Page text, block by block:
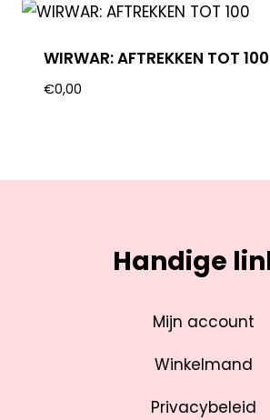
WIRWAR: AFTREKKEN TOT 100
€0,00
Handige
Mijn account
Winkelmand
Privacybeleid